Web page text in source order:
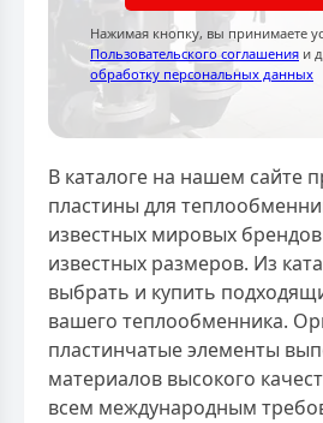
Нажимая кнопку, вы принимаете
Пользовательского соглашения и
обработку персональных данных
В каталоге на нашем сайте
пластины для
известных мировых
известных размеров. Из
выбрать и купить
вашего теплообменника.
пластинчатые элементы
материалов высокого
всем международным